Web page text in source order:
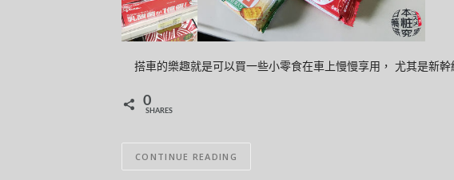
搭車的樂趣就是可以買一些小零食在車上慢慢享用， 尤其是新幹
0
SHARES
CONTINUE READING